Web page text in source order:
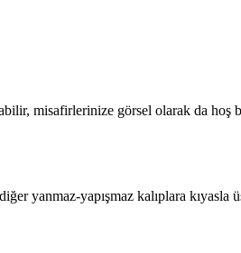
misafirlerinize görsel olarak da
yanmaz-yapışmaz kalıplara